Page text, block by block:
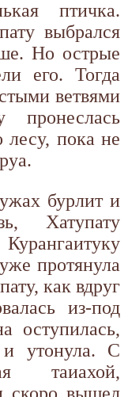
птичка.
выбрался
Но острые
его. Тогда
ветвями
пронеслась
пока не
бурлит и
Хатупату
протянула
как вдруг
из-под
оступилась,
утонула. С
таиахой,
скоро вышел